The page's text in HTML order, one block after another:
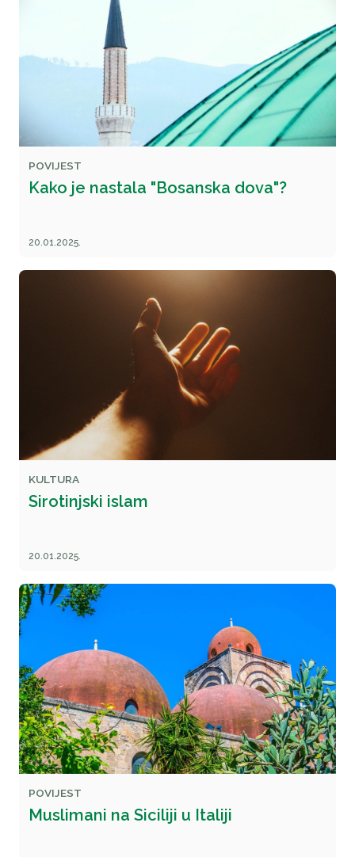
POVIJEST
Kako je nastala "Bosanska dova"?
20.01.2025.
KULTURA
Sirotinjski islam
20.01.2025.
POVIJEST
Muslimani na Siciliji u Italiji